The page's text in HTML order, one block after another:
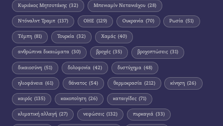
Κυριάκος Μητσοτάκης (32) Μπενιαμίν Νετανιάχου (28)
Ντόναλντ Τραμπ (137) ΟΗΕ (129) Ουκρανία (70) Ρωσία (51)
Τέμπη (81) Τουρκία (32) Χαμάς (40)
ανθρώπινα δικαιώματα (30) βροχές (35) βροχοπτώσεις (31)
δικαιοσύνη (51) δολοφονία (42) δυστύχημα (48)
ηλιοφάνεια (61) θάνατος (54) θερμοκρασία (212) κίνηση (26)
καιρός (135) κακοποίηση (26) καταιγίδες (71)
κλιματική αλλαγή (27) νεφώσεις (132) πυρκαγιά (33)